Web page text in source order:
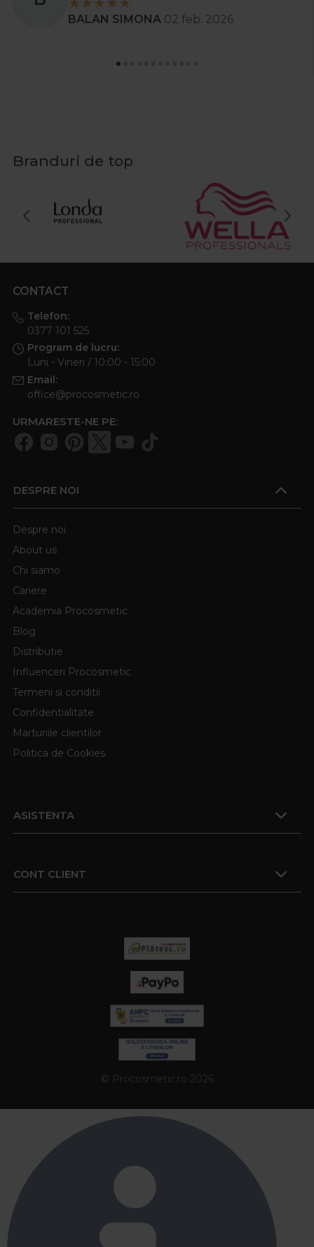
Stanciu Aura Andreea 02 apr. 2025
Branduri de top
CONTACT
Telefon:
0377 101 525
Program de lucru:
Luni - Vineri / 10:00 - 15:00
Email:
office@procosmetic.ro
URMARESTE-NE PE:
DESPRE NOI
Despre noi
About us
Chi siamo
Cariere
Academia Procosmetic
Blog
Distributie
Influenceri Procosmetic
Termeni si conditii
Confidentialitate
Marturiile clientilor
Politica de Cookies
ASISTENTA
CONT CLIENT
© Procosmetic.ro 2026